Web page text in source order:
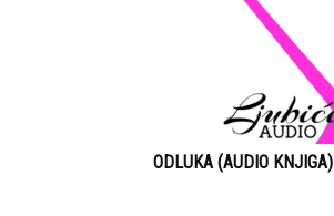
ODLUKA (AUDIO KNJIGA)